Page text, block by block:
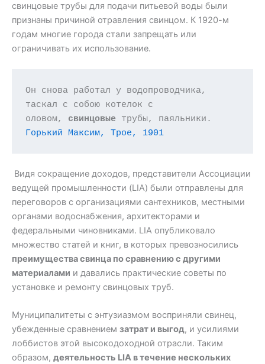
свинцовые трубы для подачи питьевой воды были
признаны причиной отравления свинцом. К 1920-м
годам многие города стали запрещать или
ограничивать их использование.
Он снова работал у водопроводчика,
таскал с собою котелок с
оловом, свинцовые
Горький Максим, Трое, 1901
Видя сокращение доходов, представители Ассоциации
ведущей промышленности (LIA) были отправлены для
переговоров с организациями сантехников, местными
органами водоснабжения, архитекторами и
федеральными чиновниками. LIA опубликовало
множество статей и книг, в которых превозносились
преимущества свинца по сравнению с другими
материалами и давались практические советы по
установке и ремонту свинцовых труб.
Муниципалитеты с энтузиазмом восприняли свинец,
убежденные сравнением затрат и выгод, и усилиями
лоббистов этой высокодоходной отрасли. Таким
образом, деятельность LIA в течение нескольких